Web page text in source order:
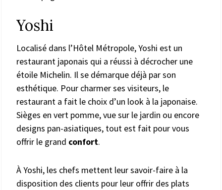
Yoshi
Localisé dans l’Hôtel Métropole, Yoshi est un
restaurant japonais qui a réussi à décrocher une
étoile Michelin. Il se démarque déjà par son
esthétique. Pour charmer ses visiteurs, le
restaurant a fait le choix d’un look à la japonaise.
Sièges en vert pomme, vue sur le jardin ou encore
designs pan-asiatiques, tout est fait pour vous
offrir le grand confort.
À Yoshi, les chefs mettent leur savoir-faire à la
disposition des clients pour leur offrir des plats